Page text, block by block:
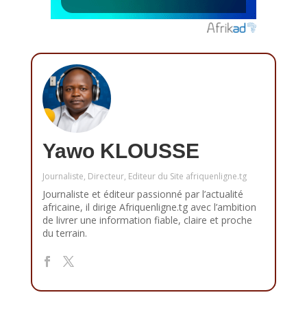
Yawo KLOUSSE
Journaliste, Directeur, Editeur du Site afriquenligne.tg
Journaliste et éditeur passionné par l’actualité
africaine, il dirige Afriquenligne.tg avec l’ambition
de livrer une information fiable, claire et proche
du terrain.